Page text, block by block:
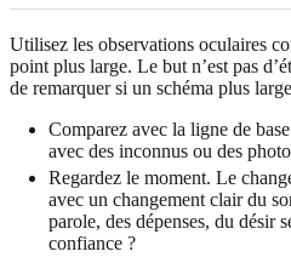
Utilisez les observations oculaires
point plus large. Le but n’est pas
de remarquer si un schéma plus
Comparez avec la ligne de
avec des inconnus ou des
Regardez le moment. Le
avec un changement clair du
parole, des dépenses, du désir
confiance ?